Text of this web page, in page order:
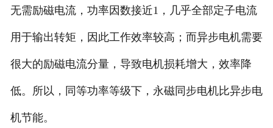
无需励磁电流，功率因数接近1，几乎全部定子电流
用于输出转矩，因此工作效率较高；而异步电机需要
很大的励磁电流分量，导致电机损耗增大，效率降
低。所以，同等功率等级下，永磁同步电机比异步电
机节能。